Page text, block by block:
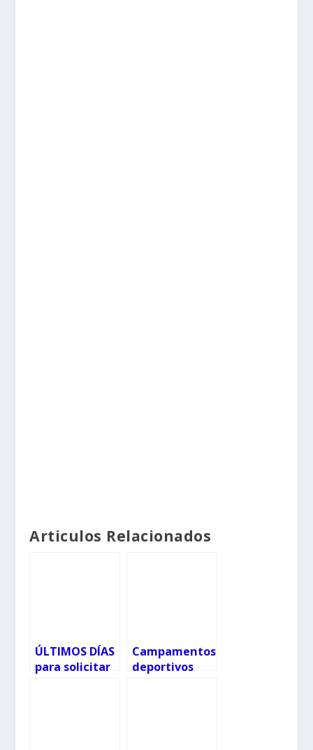
Articulos Relacionados
ÚLTIMOS DÍAS
para solicitar
Campamentos
deportivos